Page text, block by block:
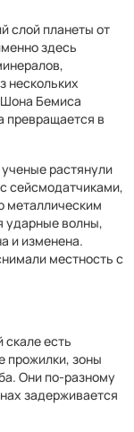
слой планеты от
здесь
нескольких
Шона Бемиса
превращается в
растянули
сейсмодатчиками,
металлическим
ударные волны,
и изменена.
местность с
есть
прожилки, зоны
Они по-разному
задерживается